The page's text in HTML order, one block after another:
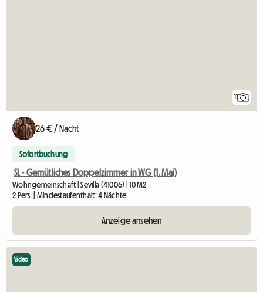
26 € / Nacht
Sofortbuchung
SL - Gemütliches Doppelzimmer in WG (1. Mai)
Wohngemeinschaft | Sevilla (41006) | 10 M2
2 Pers. | Mindestaufenthalt: 4 Nächte
Anzeige ansehen
Video